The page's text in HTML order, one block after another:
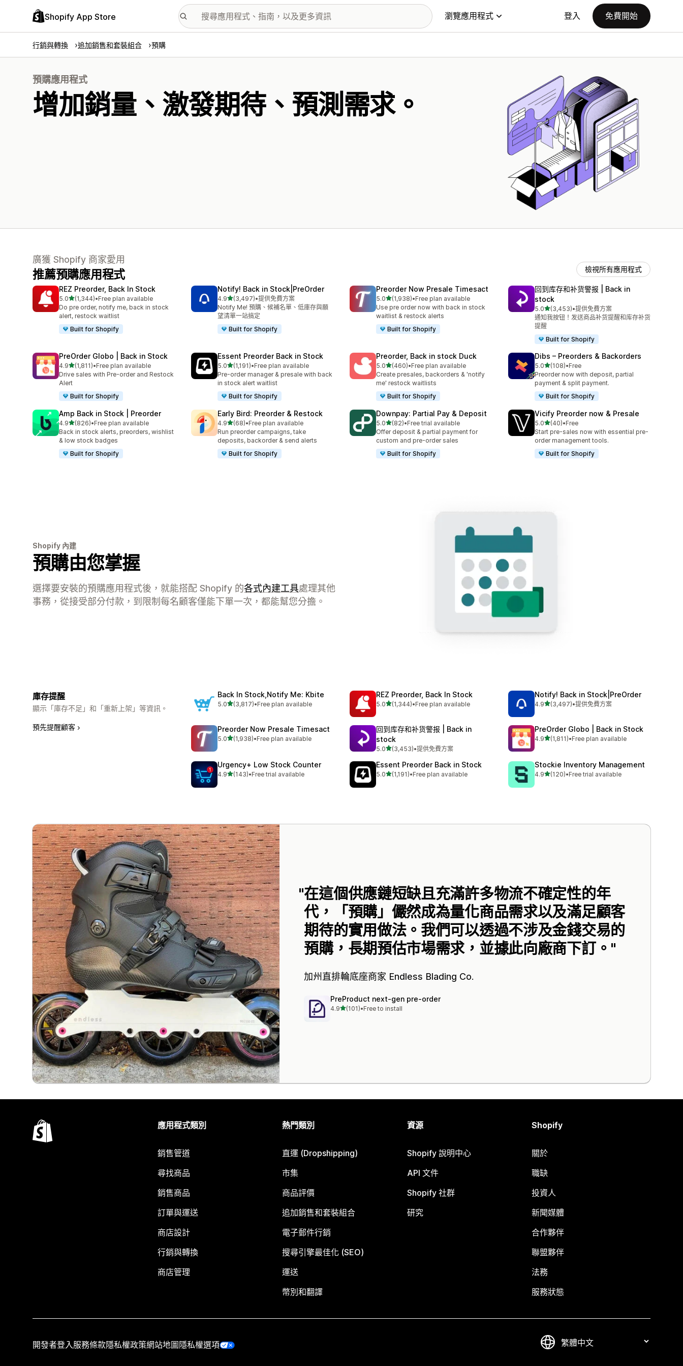
Shopify App Store 瀏覽應用程式 登入 免費開始
行銷與轉換 追加銷售和套裝組合 預購
預購應用程式
增加銷量、激發期待、預測需求。
廣獲 Shopify 商家愛用
推薦預購應用程式 檢視所有應用程式
REZ Preorder, Back In Stock
5.0滿分 5 顆星
(1,344)
共有 1344 則評價
•Free plan available
Do pre order, notify me, back in stock
alert, restock waitlist
Built for Shopify
Notify! Back in Stock|PreOrder
4.9滿分 5 顆星
(3,497)
共有 3497 則評價
•提供免費方案
Notify Me! 預購、候補名單、低庫存與願
望清單一站搞定
Built for Shopify
Preorder Now Presale Timesact
5.0滿分 5 顆星
(1,938)
共有 1938 則評價
•Free plan available
Use pre order now with back in stock
waitlist & restock alerts
Built for Shopify
回到库存和补货警报 | Back in
stock
5.0滿分 5 顆星
(3,453)
共有 3453 則評價
•提供免費方案
通知我按钮！发送商品补货提醒和库存补货
提醒
Built for Shopify
PreOrder Globo | Back in Stock
4.9滿分 5 顆星
(1,811)
共有 1811 則評價
•Free plan available
Drive sales with Pre-order and Restock
Alert
Built for Shopify
Essent Preorder Back in Stock
5.0滿分 5 顆星
(1,191)
共有 1191 則評價
•Free plan available
Pre-order manager & presale with back
in stock alert waitlist
Built for Shopify
Preorder, Back in stock Duck
5.0滿分 5 顆星
(460)
共有 460 則評價
•Free plan available
Create presales, backorders & 'notify
me' restock waitlists
Built for Shopify
Dibs – Preorders & Backorders
5.0滿分 5 顆星
(108)
共有 108 則評價
•Free
Preorder now with deposit, partial
payment & split payment.
Built for Shopify
Amp Back in Stock | Preorder
4.9滿分 5 顆星
(826)
共有 826 則評價
•Free plan available
Back in stock alerts, preorders, wishlist
& low stock badges
Built for Shopify
Early Bird: Preorder & Restock
4.9滿分 5 顆星
(68)
共有 68 則評價
•Free plan available
Run preorder campaigns, take
deposits, backorder & send alerts
Built for Shopify
Downpay: Partial Pay & Deposit
5.0滿分 5 顆星
(82)
共有 82 則評價
•Free trial available
Offer deposit & partial payment for
custom and pre-order sales
Built for Shopify
Vicify Preorder now & Presale
5.0滿分 5 顆星
(40)
共有 40 則評價
•Free
Start pre-sales now with essential pre-
order management tools.
Built for Shopify
Shopify 內建
預購由您掌握
選擇要安裝的預購應用程式後，就能搭配 Shopify 的各式內建工具處理其他
事務，從接受部分付款，到限制每名顧客僅能下單一次，都能幫您分擔。
庫存提醒
顯示「庫存不足」和「重新上架」等資訊。
預先提醒顧客
Back In Stock,Notify Me: Kbite
5.0滿分 5 顆星
(3,817)
共有 3817 則評價
•Free plan available
REZ Preorder, Back In Stock
5.0滿分 5 顆星
(1,344)
共有 1344 則評價
•Free plan available
Notify! Back in Stock|PreOrder
4.9滿分 5 顆星
(3,497)
共有 3497 則評價
•提供免費方案
Preorder Now Presale Timesact
5.0滿分 5 顆星
(1,938)
共有 1938 則評價
•Free plan available
回到库存和补货警报 | Back in
stock
5.0滿分 5 顆星
(3,453)
共有 3453 則評價
•提供免費方案
PreOrder Globo | Back in Stock
4.9滿分 5 顆星
(1,811)
共有 1811 則評價
•Free plan available
Urgency+ Low Stock Counter
4.9滿分 5 顆星
(143)
共有 143 則評價
•Free trial available
Essent Preorder Back in Stock
5.0滿分 5 顆星
(1,191)
共有 1191 則評價
•Free plan available
Stockie Inventory Management
4.9滿分 5 顆星
(120)
共有 120 則評價
•Free trial available
在這個供應鏈短缺且充滿許多物流不確定性的年
代，「預購」儼然成為量化商品需求以及滿足顧客
期待的實用做法。我們可以透過不涉及金錢交易的
預購，長期預估市場需求，並據此向廠商下訂。
加州直排輪底座商家 Endless Blading Co.
PreProduct next‑gen pre‑order
4.9滿分 5 顆星
(101)
共有 101 則評價
•Free to install
應用程式類別
銷售管道
尋找商品
銷售商品
訂單與運送
商店設計
行銷與轉換
商店管理
熱門類別
直運 (Dropshipping)
市集
商品評價
追加銷售和套裝組合
電子郵件行銷
搜尋引擎最佳化 (SEO)
運送
幣別和翻譯
資源
Shopify 說明中心
API 文件
Shopify 社群
研究
Shopify
關於
職缺
投資人
新聞媒體
合作夥伴
聯盟夥伴
法務
服務狀態
開發者登入服務條款隱私權政策網站地圖 隱私權選項